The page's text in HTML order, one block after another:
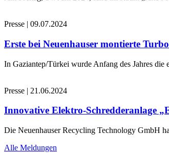
Presse | 09.07.2024
Erste bei Neuenhauser montierte
In Gaziantep/Türkei wurde Anfang des Jahres
Presse | 21.06.2024
Innovative Elektro-Schredderanlage
Die Neuenhauser Recycling Technology GmbH
Alle Meldungen